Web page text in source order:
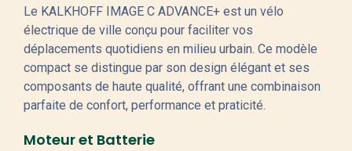
Le KALKHOFF IMAGE C ADVANCE+ est un vélo
électrique de ville conçu pour faciliter vos
déplacements quotidiens en milieu urbain. Ce modèle
compact se distingue par son design élégant et ses
composants de haute qualité, offrant une combinaison
parfaite de confort, performance et praticité.
Moteur et Batterie